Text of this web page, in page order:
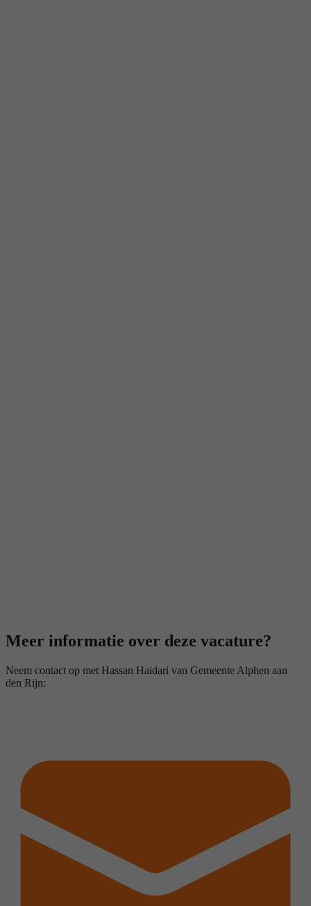
Meer informatie over deze vacature?
Neem contact op met Hassan Haidari van Gemeente Alphen aan
den Rijn: